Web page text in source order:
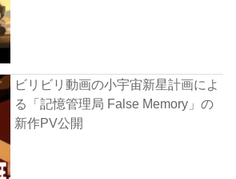
ビリビリ動画の小宇宙新星計画によ
る「記憶管理局 False Memory」の
新作PV公開